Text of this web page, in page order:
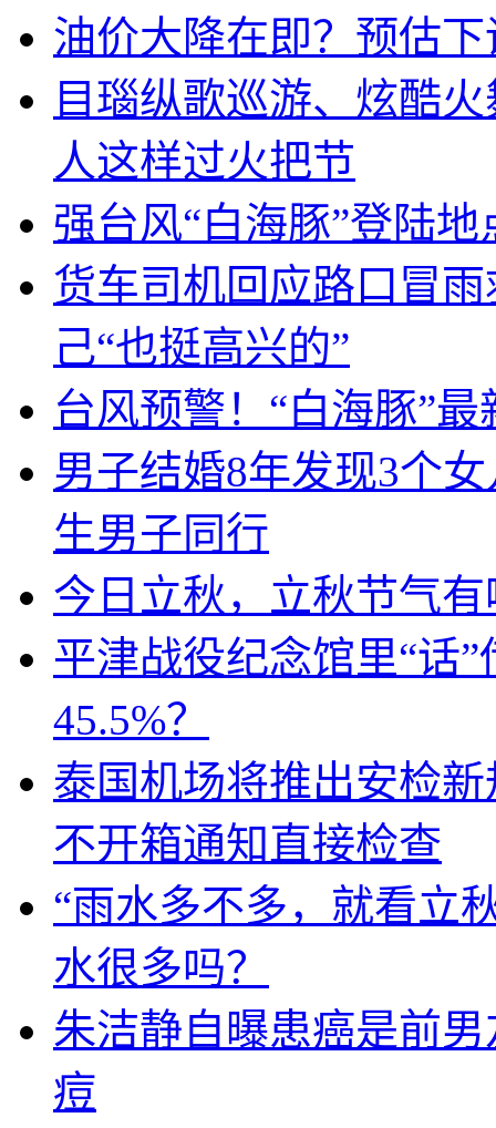
油价大降在即？预估下
目瑙纵歌巡游、炫酷
人这样过火把节
强台风“白海豚”登陆地
货车司机回应路口冒
己“也挺高兴的”
台风预警！“白海豚”
男子结婚8年发现3个
生男子同行
今日立秋，立秋节气
平津战役纪念馆里“话
45.5%？
泰国机场将推出安检
不开箱通知直接检查
“雨水多不多，就看立
水很多吗？
朱洁静自曝患癌是前
痘